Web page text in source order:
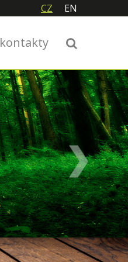
CZ EN
kontakty
Next